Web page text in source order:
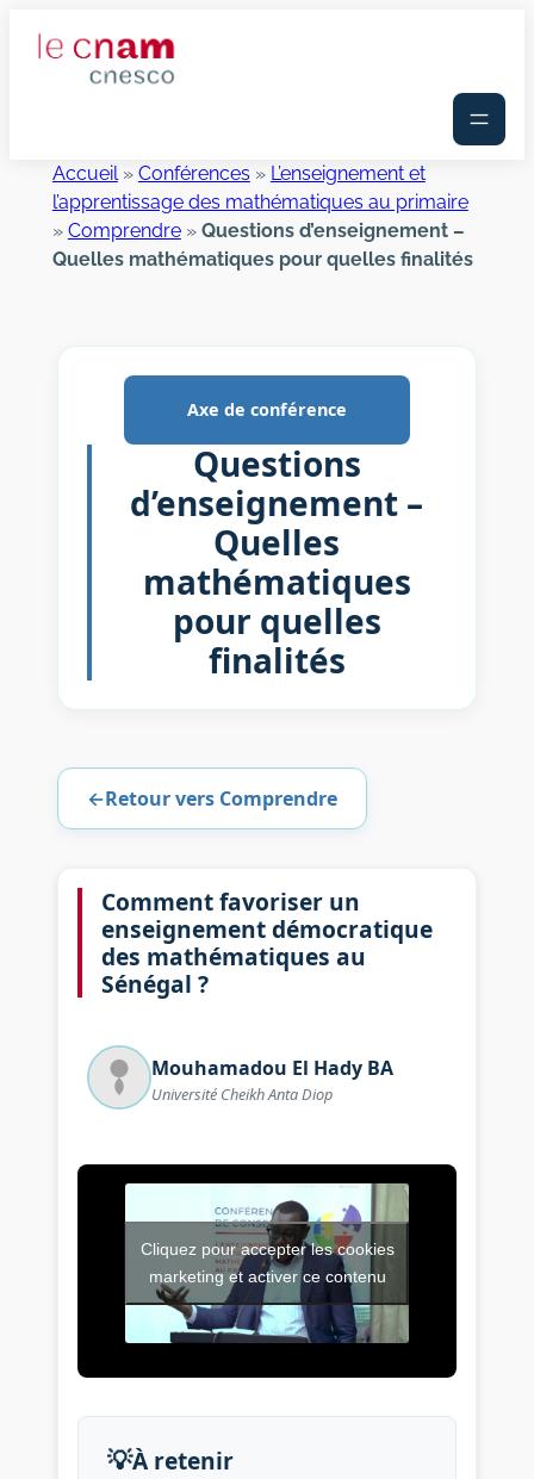
Accueil» Conférences» L’enseignement et
l’apprentissage des mathématiques au primaire
» Comprendre» Questions d’enseignement –
Quelles mathématiques pour quelles finalités
Axe de conférence
Questions
d’enseignement –
Quelles
mathématiques
pour quelles
finalités
←Retour vers Comprendre
Comment favoriser un
enseignement démocratique
des mathématiques au
Sénégal ?
Mouhamadou El Hady BA
Université Cheikh Anta Diop
Vidéo de l’intervention :
Cliquez pour accepter les cookies
marketing et activer ce contenu
💡À retenir